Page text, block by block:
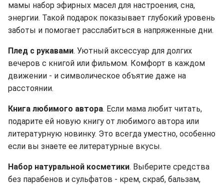
мамы набор эфирных масел для настроения, сна,
энергии. Такой подарок показывает глубокий уровень
заботы и помогает расслабиться в напряженные дни.
Плед с рукавами. Уютный аксессуар для долгих
вечеров с книгой или фильмом. Комфорт в каждом
движении - и символическое объятие даже на
расстоянии.
Книга любимого автора. Если мама любит читать,
подарите ей новую книгу от любимого автора или
литературную новинку. Это всегда уместно, особенно
если вы знаете ее литературные вкусы.
Набор натуральной косметики. Выберите средства
без парабенов и сульфатов - крем, скраб, бальзам,